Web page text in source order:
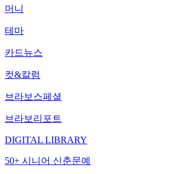
머니
테마
카드뉴스
컷&칼럼
브라보스페셜
브라보리포트
DIGITAL LIBRARY
50+ 시니어 신춘문예